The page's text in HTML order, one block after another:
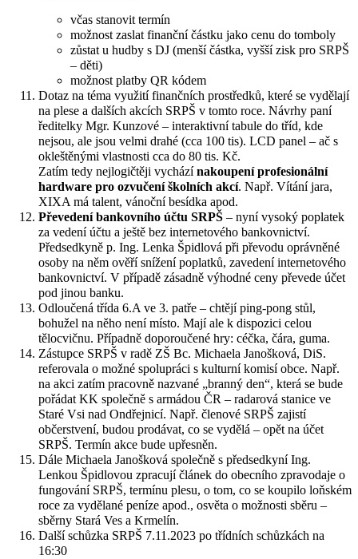
včas stanovit termín
možnost zaslat finanční částku jako cenu do tomboly
zůstat u hudby s DJ (menší částka, vyšší zisk pro SRPŠ
– děti)
možnost platby QR kódem
Dotaz na téma využití finančních prostředků, které se vydělají
na plese a dalších akcích SRPŠ v tomto roce. Návrhy paní
ředitelky Mgr. Kunzové – interaktivní tabule do tříd, kde
nejsou, ale jsou velmi drahé (cca 100 tis). LCD panel – ač s
okleštěnými vlastnosti cca do 80 tis. Kč.
Zatím tedy nejlogičtěji vycházínakoupení profesionální
hardware pro ozvučení školních akcí. Např. Vítání jara,
XIXA má talent, vánoční besídka apod.
Převedení bankovního účtu SRPŠ – nyní vysoký poplatek
za vedení účtu a ještě bez internetového bankovnictví.
Předsedkyně p. Ing. Lenka Špidlová při převodu oprávněné
osoby na něm ověří snížení poplatků, zavedení internetového
bankovnictví. V případě zásadně výhodné ceny převede účet
pod jinou banku.
Odloučená třída 6.A ve 3. patře – chtějí ping-pong stůl,
bohužel na něho není místo. Mají ale k dispozici celou
tělocvičnu. Případně doporoučené hry: céčka, čára, guma.
Zástupce SRPŠ v radě ZŠ Bc. Michaela Janošková, DiS.
referovala o možné spolupráci s kulturní komisí obce. Např.
na akci zatím pracovně nazvané „branný den“, která se bude
pořádat KK společně s armádou ČR – radarová stanice ve
Staré Vsi nad Ondřejnicí. Např. členové SRPŠ zajistí
občerstvení, budou prodávat, co se vydělá – opět na účet
SRPŠ. Termín akce bude upřesněn.
Dále Michaela Janošková společně s předsedkyní Ing.
Lenkou Špidlovou zpracují článek do obecního zpravodaje o
fungování SRPŠ, termínu plesu, o tom, co se koupilo loňském
roce za vydělané peníze apod., osvěta o možnosti sběru –
sběrny Stará Ves a Krmelín.
Další schůzka SRPŠ 7.11.2023 po třídních schůzkách na
16:30